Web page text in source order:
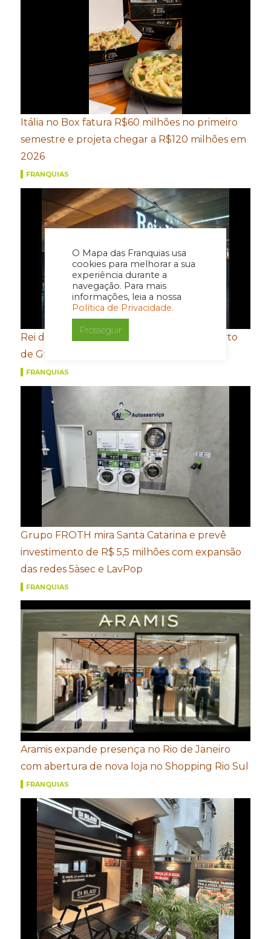
O Mapa das Franquias usa
cookies para melhorar a sua
experiência durante a
navegação. Para mais
informações, leia a nossa
Política de Privacidade.
Prosseguir
Itália no Box fatura R$60 milhões no primeiro
semestre e projeta chegar a R$120 milhões em
2026
FRANQUIAS
Rei do Mate inaugura nova loja no Aeroporto
de Guarulhos
FRANQUIAS
Grupo FROTH mira Santa Catarina e prevê
investimento de R$ 5,5 milhões com expansão
das redes 5àsec e LavPop
FRANQUIAS
Aramis expande presença no Rio de Janeiro
com abertura de nova loja no Shopping Rio Sul
FRANQUIAS